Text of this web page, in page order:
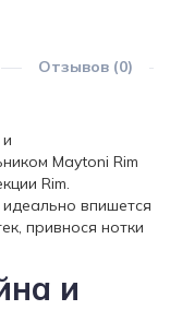
Отзывов (0)
Maytoni Rim
Rim.
впишется
привнося нотки
и